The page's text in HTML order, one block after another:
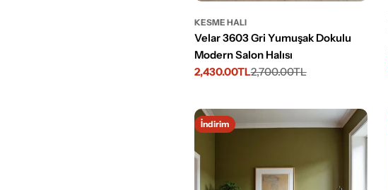
KESME HALI
Velar 3603 Gri Yumuşak Dokulu
Modern Salon Halısı
İndirimli
2,430.00TL
Normal
2,700.00TL
İndirim